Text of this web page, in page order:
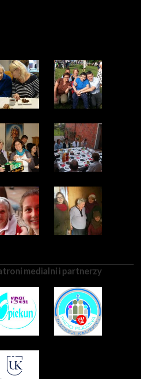
medialni i partnerzy